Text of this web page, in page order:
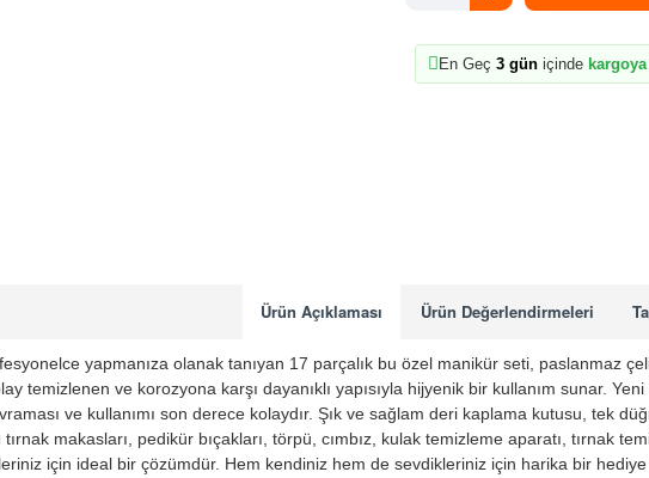
En Geç 3 gün içinde
Ürün Açıklaması Ürün Değerlendirmeleri
yapmanıza olanak tanıyan 17 parçalık bu özel manikür seti, paslanmaz
temizlenen ve korozyona karşı dayanıklı yapısıyla hijyenik bir kullanım sunar.
ve kullanımı son derece kolaydır. Şık ve sağlam deri kaplama kutusu, tek
makasları, pedikür bıçakları, törpü, cımbız, kulak temizleme aparatı, tırnak
için ideal bir çözümdür. Hem kendiniz hem de sevdikleriniz için harika bir